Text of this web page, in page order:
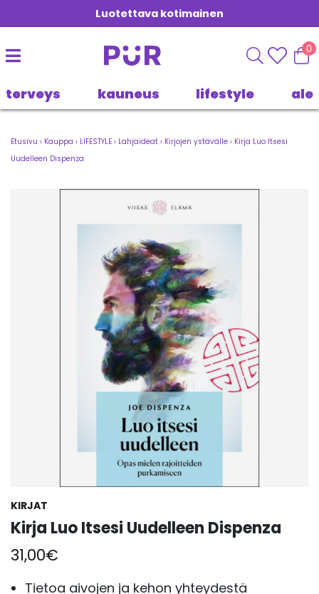
Luotettava kotimainen
0
terveys kauneus lifestyle ale
Etusivu › Kauppa › LIFESTYLE › Lahjaideat › Kirjojen ystävälle › Kirja Luo Itsesi
Uudelleen Dispenza
KIRJAT
Kirja Luo Itsesi Uudelleen Dispenza
31,00€
Tietoa aivojen ja kehon yhteydestä